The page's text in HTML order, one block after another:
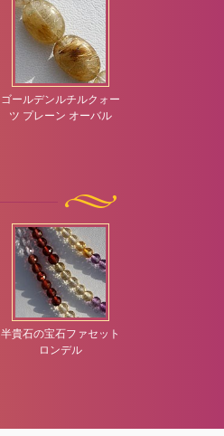
ゴールデンルチルクォー
ツ プレーン オーバル
半貴石の宝石ファセット
ロンデル